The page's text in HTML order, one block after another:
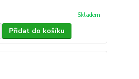
Skladem
Přidat do košíku